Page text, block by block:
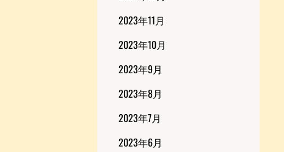
2023年11月
2023年10月
2023年9月
2023年8月
2023年7月
2023年6月